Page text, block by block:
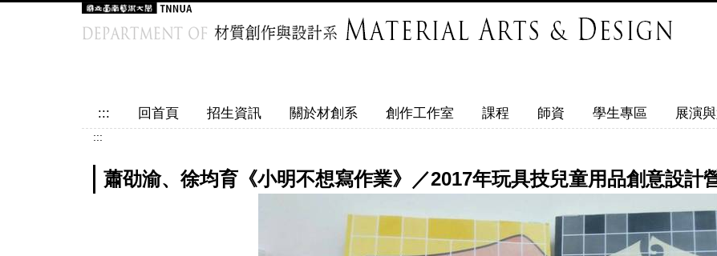
::: 回首頁 招生資訊 關於材創系 創作工作室 課程 師資 學生專區 展演
:::
蕭劭渝、徐均育《小明不想寫作業》／2017年玩具技兒童用品創意設計